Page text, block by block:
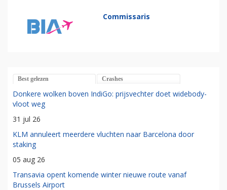
Commissaris
Best gelezen Crashes
Donkere wolken boven IndiGo: prijsvechter doet widebody-
vloot weg
31 jul 26
KLM annuleert meerdere vluchten naar Barcelona door
staking
05 aug 26
Transavia opent komende winter nieuwe route vanaf
Brussels Airport